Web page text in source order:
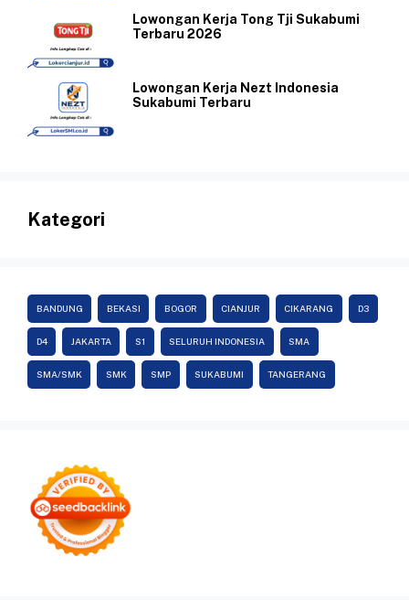
Lowongan Kerja Tong Tji Sukabumi
Terbaru 2026
Lowongan Kerja Nezt Indonesia
Sukabumi Terbaru
Kategori
BANDUNG BEKASI BOGOR CIANJUR CIKARANG D3
D4 JAKARTA S1 SELURUH INDONESIA SMA
SMA/SMK SMK SMP SUKABUMI TANGERANG